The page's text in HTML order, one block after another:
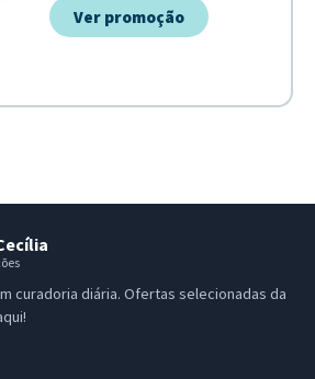
Ver promoção
curadoria diária. Ofertas selecionadas da